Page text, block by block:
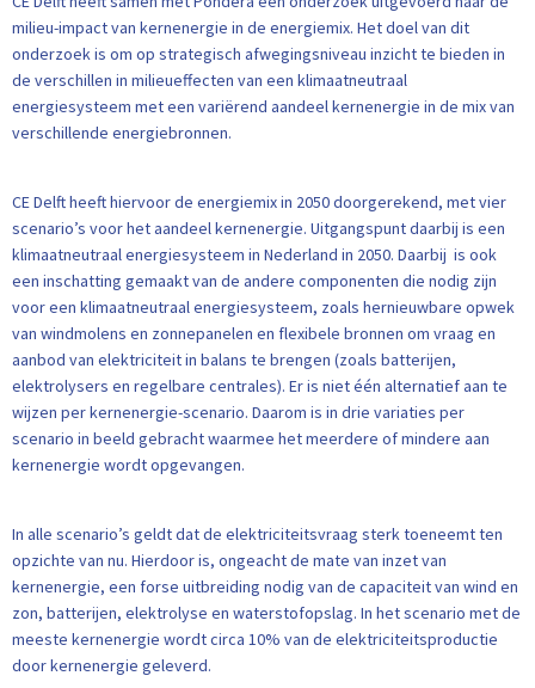
milieu-impact van kernenergie in de energiemix. Het doel van dit
onderzoek is om op strategisch afwegingsniveau inzicht te bieden in
de verschillen in milieueffecten van een klimaatneutraal
energiesysteem met een variërend aandeel kernenergie in de mix van
verschillende energiebronnen.
CE Delft heeft hiervoor de energiemix in 2050 doorgerekend, met vier
scenario’s voor het aandeel kernenergie. Uitgangspunt daarbij is een
klimaatneutraal energiesysteem in Nederland in 2050. Daarbij is ook
een inschatting gemaakt van de andere componenten die nodig zijn
voor een klimaatneutraal energiesysteem, zoals hernieuwbare opwek
van windmolens en zonnepanelen en flexibele bronnen om vraag en
aanbod van elektriciteit in balans te brengen (zoals batterijen,
elektrolysers en regelbare centrales). Er is niet één alternatief aan te
wijzen per kernenergie-scenario. Daarom is in drie variaties per
scenario in beeld gebracht waarmee het meerdere of mindere aan
kernenergie wordt opgevangen.
In alle scenario’s geldt dat de elektriciteitsvraag sterk toeneemt ten
opzichte van nu. Hierdoor is, ongeacht de mate van inzet van
kernenergie, een forse uitbreiding nodig van de capaciteit van wind en
zon, batterijen, elektrolyse en waterstofopslag. In het scenario met de
meeste kernenergie wordt circa 10% van de elektriciteitsproductie
door kernenergie geleverd.